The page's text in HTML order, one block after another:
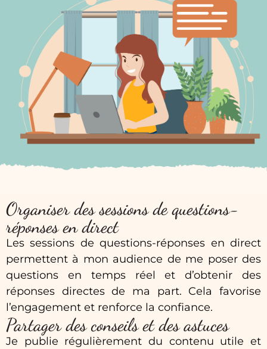
Organiser des sessions de questions-
réponses en direct
Les sessions de questions-réponses en direct
permettent à mon audience de me poser des
questions en temps réel et d’obtenir des
réponses directes de ma part. Cela favorise
l’engagement et renforce la confiance.
Partager des conseils et des astuces
Je publie régulièrement du contenu utile et